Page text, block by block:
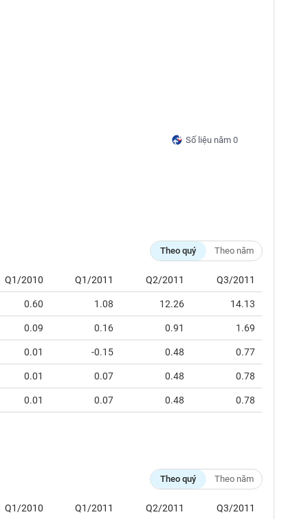
Số liệu năm 0
Theo quý Theo năm
Q1/2010 Q1/2011 Q2/2011 Q3/2011
0.60 1.08 12.26 14.13
0.09 0.16 0.91 1.69
0.01 -0.15 0.48 0.77
0.01 0.07 0.48 0.78
0.01 0.07 0.48 0.78
Theo quý Theo năm
Q1/2010 Q1/2011 Q2/2011 Q3/2011